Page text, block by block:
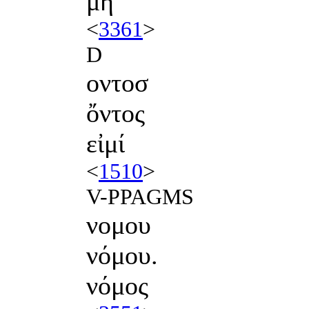
<3361>
D
οντοσ
ὄντος
εἰμί
<1510>
V-PPAGMS
νομου
νόμου.
νόμος